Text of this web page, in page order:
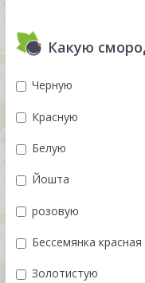
Какую
Черную
Красную
Белую
Йошта
розовую
Бессемянка
Золотистую